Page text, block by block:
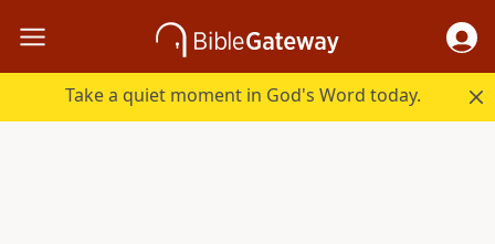
Take a quiet moment in God's Word today.